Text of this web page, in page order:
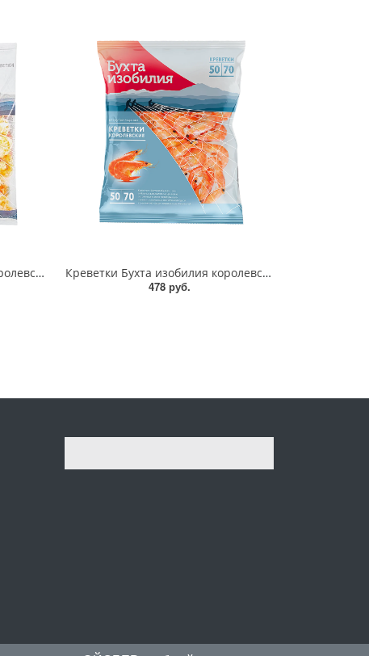
Креветки Бухта изобилия Королевские очищенные варено-мороженые 300г
Креветки Бухта изобилия королевские варено-мороженые неразделанные 50/70 400г
478 руб.